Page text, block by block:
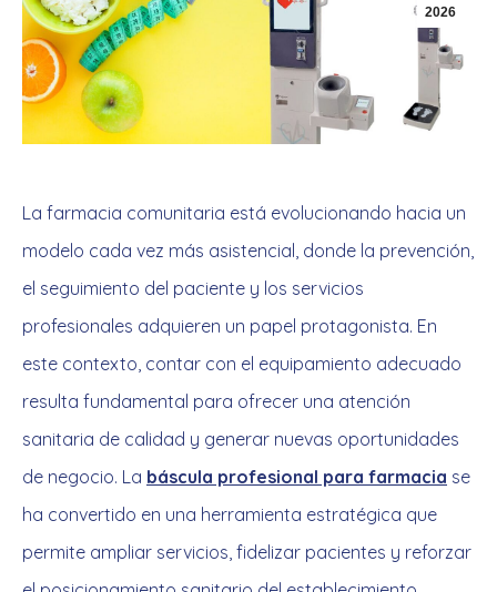
2026
La farmacia comunitaria está evolucionando hacia un
modelo cada vez más asistencial, donde la prevención,
el seguimiento del paciente y los servicios
profesionales adquieren un papel protagonista. En
este contexto, contar con el equipamiento adecuado
resulta fundamental para ofrecer una atención
sanitaria de calidad y generar nuevas oportunidades
de negocio. La báscula profesional para farmacia se
ha convertido en una herramienta estratégica que
permite ampliar servicios, fidelizar pacientes y reforzar